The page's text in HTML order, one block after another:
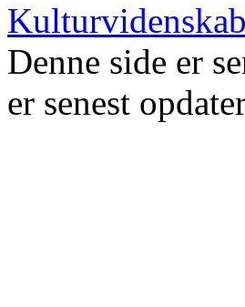
Denne side er
er senest